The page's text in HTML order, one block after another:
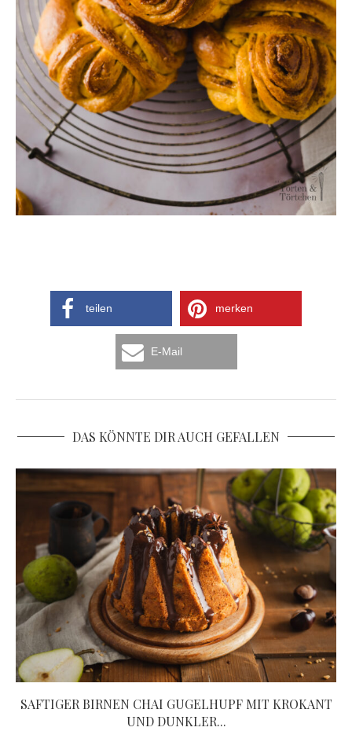
teilen merken
E-Mail
DAS KÖNNTE DIR AUCH GEFALLEN
SAFTIGER BIRNEN CHAI GUGELHUPF MIT KROKANT
UND DUNKLER...